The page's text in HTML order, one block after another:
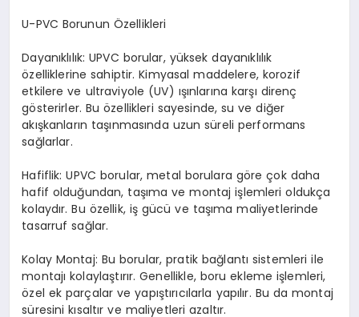
U-PVC Borunun Özellikleri
Dayanıklılık: UPVC borular, yüksek dayanıklılık
özelliklerine sahiptir. Kimyasal maddelere, korozif
etkilere ve ultraviyole (UV) ışınlarına karşı direnç
gösterirler. Bu özellikleri sayesinde, su ve diğer
akışkanların taşınmasında uzun süreli performans
sağlarlar.
Hafiflik: UPVC borular, metal borulara göre çok daha
hafif olduğundan, taşıma ve montaj işlemleri oldukça
kolaydır. Bu özellik, iş gücü ve taşıma maliyetlerinde
tasarruf sağlar.
Kolay Montaj: Bu borular, pratik bağlantı sistemleri ile
montajı kolaylaştırır. Genellikle, boru ekleme işlemleri,
özel ek parçalar ve yapıştırıcılarla yapılır. Bu da montaj
süresini kısaltır ve maliyetleri azaltır.